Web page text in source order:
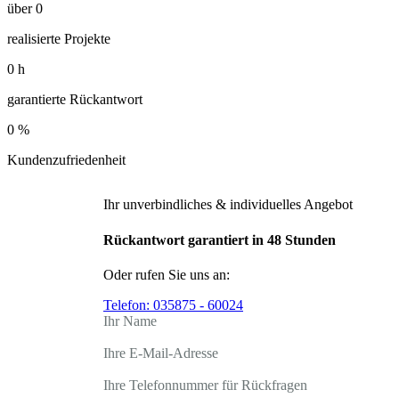
über 0
realisierte Projekte
0 h
garantierte Rückantwort
0 %
Kundenzufriedenheit
Ihr unverbindliches & individuelles Angebot
Rückantwort garantiert in 48 Stunden
Oder rufen Sie uns an:
Telefon: 035875 - 60024
Ihr Name
Ihre E-Mail-Adresse
Ihre Telefonnummer für Rückfragen